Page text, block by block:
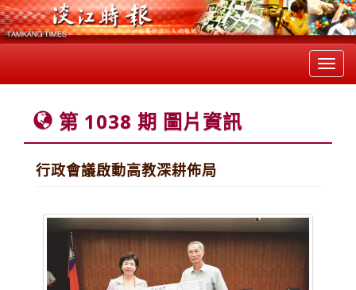
第 1038 期 圖片資訊
行政會議啟動高教深耕佈局